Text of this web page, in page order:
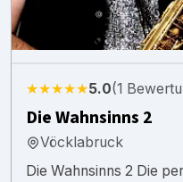
★★★★★5.0(1
Die Wahnsinns 2
Vöcklabruck
Die Wahnsinns 2 Die